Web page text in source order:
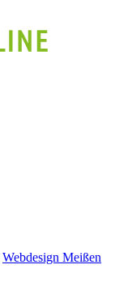
Webdesign Meißen